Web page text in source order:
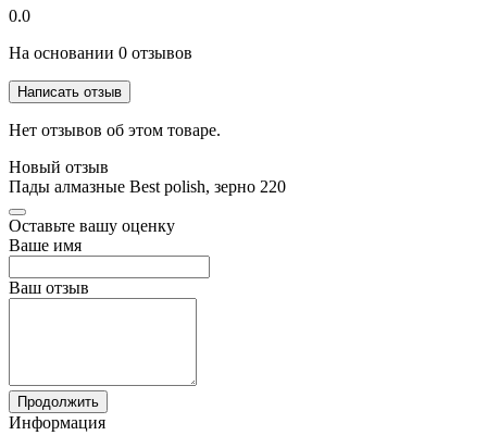
0.0
На основании 0 отзывов
Написать отзыв
Нет отзывов об этом товаре.
Новый отзыв
Пады алмазные Best polish, зерно 220
Оставьте вашу оценку
Ваше имя
Ваш отзыв
Продолжить
Информация